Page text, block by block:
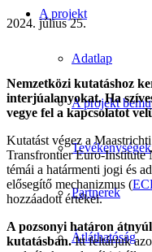
A projekt
Adatlap
A projekt
Tevékenységek
Partnerek
Átláthatóság
2024. július 25.
Nemzetközi kutatáshoz
interjúalanyokat. Ha
vegye fel a kapcsolatot
Kutatást végez a
Transfrontier Euro-
témái a határmenti jogi és
elősegítő mechanizmus (
hozzáadott értékei.
A pozsonyi határon
kutatásban.Itt feltárjuk